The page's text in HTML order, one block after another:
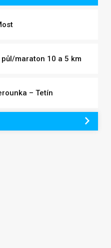
půl/maraton 10 a 5 km
– Tetín